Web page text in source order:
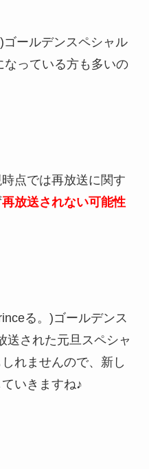
ールデンスペシャル
っている方も多いの
点では再放送に関す
再放送されない可能性
る。)ゴールデンス
送された元旦スペシャ
れませんので、新し
いきますね♪